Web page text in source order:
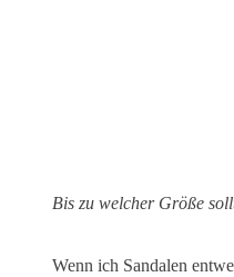
Bis zu welcher Größe
Wenn ich Sandalen